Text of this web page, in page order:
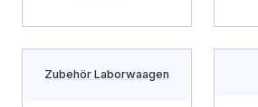
Zubehör Laborwaagen